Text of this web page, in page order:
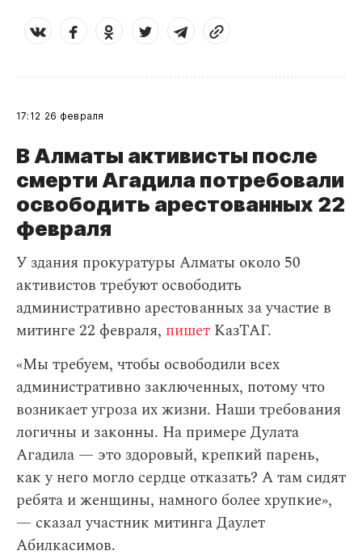
17:12 26 февраля
В Алматы активисты после
смерти Агадила потребовали
освободить арестованных 22
февраля
У здания прокуратуры Алматы около 50
активистов требуют освободить
административно арестованных за участие в
митинге 22 февраля, пишет КазТАГ.
«Мы требуем, чтобы освободили всех
административно заключенных, потому что
возникает угроза их жизни. Наши требования
логичны и законны. На примере Дулата
Агадила — это здоровый, крепкий парень,
как у него могло сердце отказать? А там сидят
ребята и женщины, намного более хрупкие»,
— сказал участник митинга Даулет
Абилкасимов.